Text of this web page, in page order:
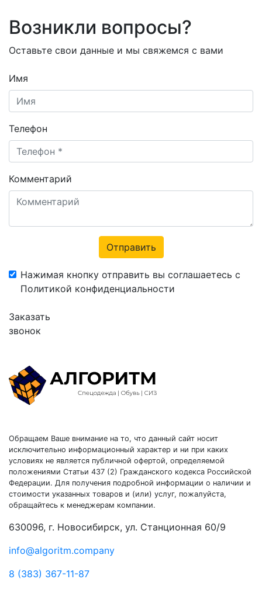
Возникли вопросы?
Оставьте свои данные и мы свяжемся с вами
Имя
Телефон
Комментарий
Отправить
Нажимая кнопку отправить вы соглашаетесь с
Политикой конфиденциальности
Заказать
звонок
Обращаем Ваше внимание на то, что данный сайт носит
исключительно информационный характер и ни при каких
условиях не является публичной офертой, определяемой
положениями Статьи 437 (2) Гражданского кодекса Российской
Федерации. Для получения подробной информации о наличии и
стоимости указанных товаров и (или) услуг, пожалуйста,
обращайтесь к менеджерам компании.
630096, г. Новосибирск, ул. Станционная 60/9
info@algoritm.company
8 (383) 367-11-87